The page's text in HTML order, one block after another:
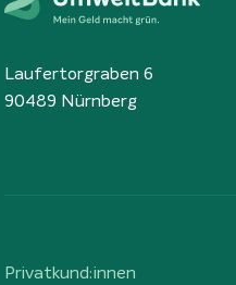
Laufertorgraben 6
90489 Nürnberg
Privatkund:innen